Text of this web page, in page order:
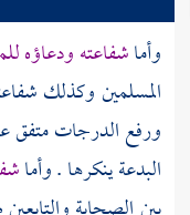
وأماشفاعته ودعاؤه
المسلمين وكذلك
ورفع الدرجات متفق
البدعة ينكرها . وأما